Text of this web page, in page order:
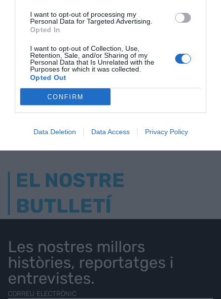
I want to opt-out of processing my
Personal Data for Targeted Advertising.
Opted In
I want to opt-out of Collection, Use,
Retention, Sale, and/or Sharing of my
Personal Data that Is Unrelated with the
Purposes for which it was collected.
Opted Out
CONFIRM
Data Deletion Data Access Privacy Policy
ELS MÉS LLEGITS
AVUI DESTAQUEM
EL NOSTRE
BUTLLETÍ
Les nostres millors
històries, reportatges i
entrevistes.
CORREU ELECTRÒNIC